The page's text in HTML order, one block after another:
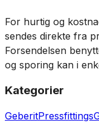
For hurtig og
sendes direkte fra
Forsendelsen
og sporing kan i
Kategorier
GeberitPressfittings